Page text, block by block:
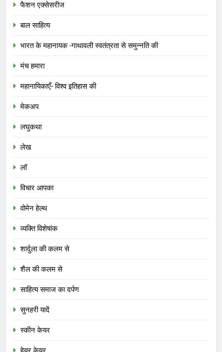
फैशन एक्सेसरीज
बाल साहित्य
भारत के महानायक -गाथावली स्वतंत्रता से समुन्नति की
मंच हमारा
महानायिकाएँ- विश्व इतिहास की
मेकअप
लघुकथा
लेख
लॉ
विचार आपका
वोमेन हेल्थ
व्यक्ति विशेषांक
शार्दुला की कलम से
शैल की कलम से
साहित्य समाज का दर्पण
सुनहरी यादें
स्कीन केयर